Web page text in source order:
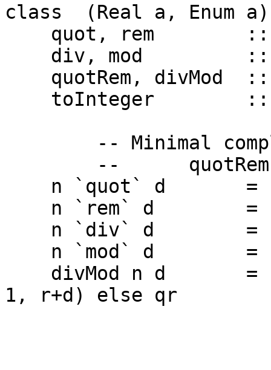
class (Real a, Enum
quot, rem ::
div, mod :: a
quotRem, divMod
toInteger :: a -
-- Minimal
-- quotRem,
n `quot` d = q
n `rem` d = r
n `div` d = q
n `mod` d = r
divMod n d = if
1, r+d) else qr